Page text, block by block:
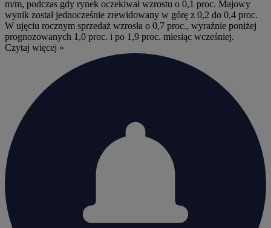
m/m, podczas gdy rynek oczekiwał wzrostu o 0,1 proc. Majowy
wynik został jednocześnie zrewidowany w górę z 0,2 do 0,4 proc.
W ujęciu rocznym sprzedaż wzrosła o 0,7 proc., wyraźnie poniżej
prognozowanych 1,0 proc. i po 1,9 proc. miesiąc wcześniej.
Czytaj więcej »